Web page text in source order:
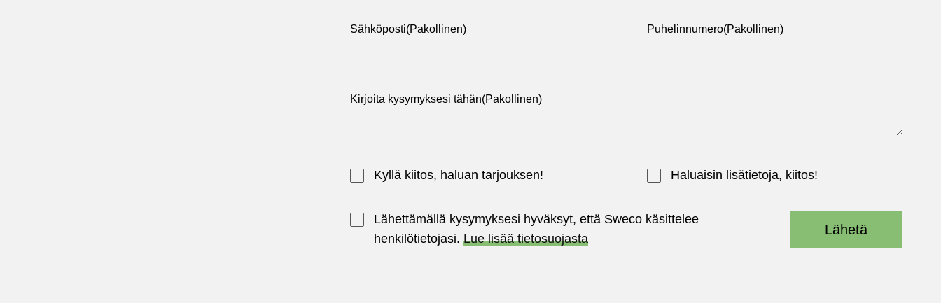
Sähköposti(Pakollinen) Puhelinnumero(Pakollinen)
Kirjoita kysymyksesi tähän(Pakollinen)
Kyllä kiitos, haluan tarjouksen! Haluaisin lisätietoja, kiitos!
Lähettämällä kysymyksesi hyväksyt, että Sweco käsittelee
henkilötietojasi. Lue lisää tietosuojasta
Lähetä